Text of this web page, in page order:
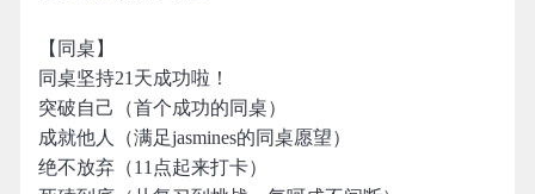
【同桌】
同桌坚持21天成功啦！
突破自己（首个成功的同桌）
成就他人（满足jasmines的同桌愿望）
绝不放弃（11点起来打卡）